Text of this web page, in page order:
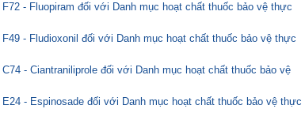
- Fluopiram đối với Danh mục hoạt chất thuốc bảo vệ thực
- Fludioxonil đối với Danh mục hoạt chất thuốc bảo vệ thực
- Ciantraniliprole đối với Danh mục hoạt chất thuốc bảo vệ
- Espinosade đối với Danh mục hoạt chất thuốc bảo vệ thực